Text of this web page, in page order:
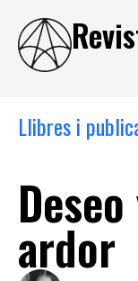
Llibres i
ardor